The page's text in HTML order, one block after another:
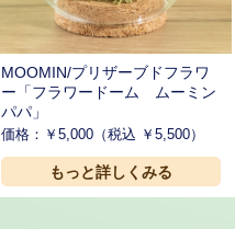
MOOMIN/プリザーブドフラワ
ー「フラワードーム ムーミン
パパ」
価格：￥5,000（税込 ￥5,500）
もっと詳しくみる